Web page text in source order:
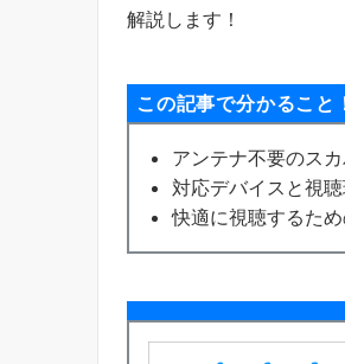
解説します！
この記事で分かること
アンテナ不要のス
対応デバイスと視
快適に視聴するた